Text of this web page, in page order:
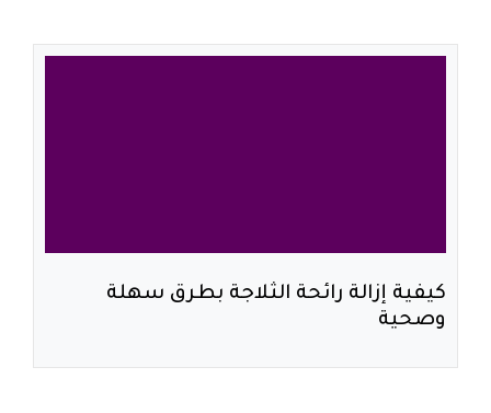
كيفية إزالة رائحة الثلاجة بطرق سهلة
وصحية